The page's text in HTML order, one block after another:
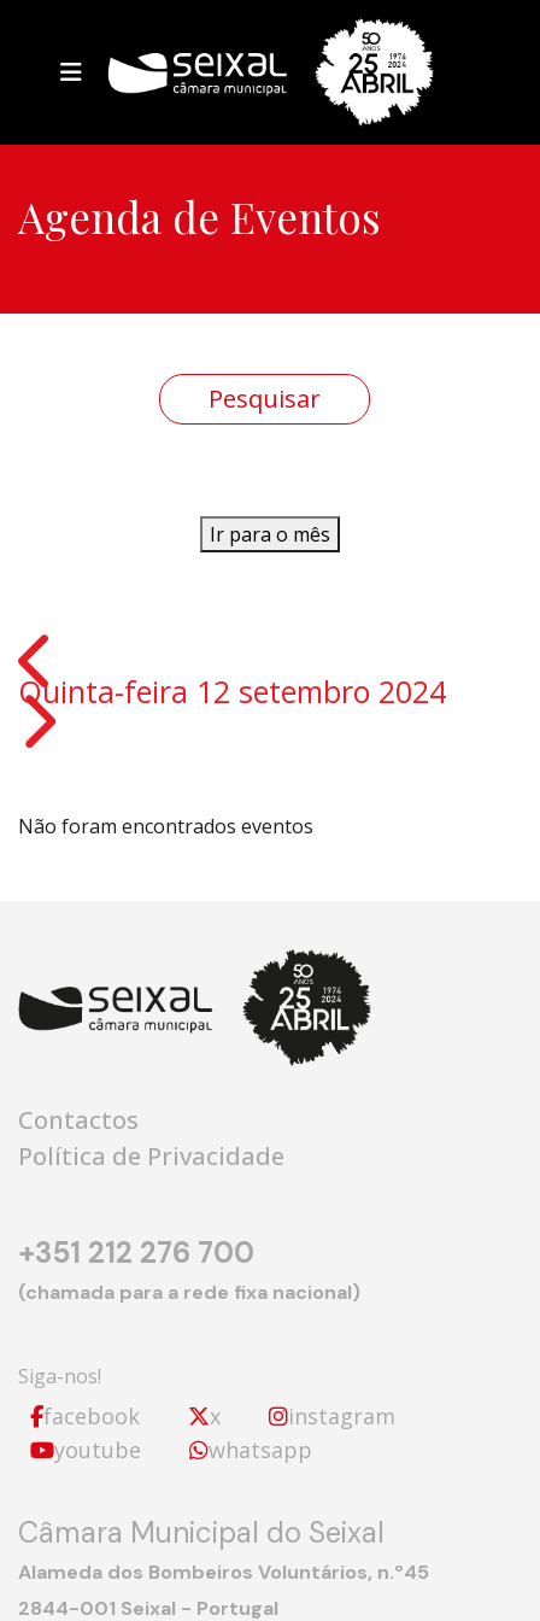
Agenda de Eventos
Ir para o mês
Quinta-feira 12 setembro 2024
Não foram encontrados eventos
Contactos
Política de Privacidade
+351 212 276 700
(chamada para a rede fixa nacional)
Siga-nos!
facebook x
instagram
youtube
whatsapp
Câmara Municipal do Seixal
Alameda dos Bombeiros Voluntários, n.º45
2844-001 Seixal - Portugal